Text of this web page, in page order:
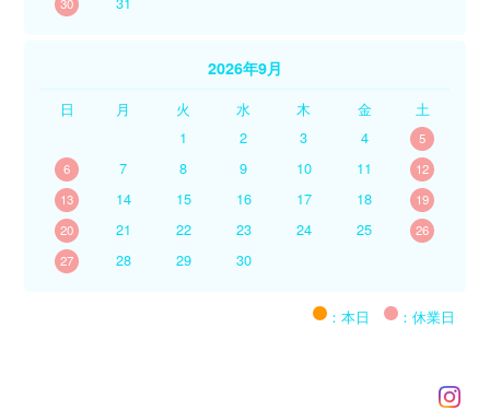
2026年9月
日 月 火 水 木 金
土
1
2 3 4
5
6
7 8 9 10 11
12
13
14 15 16 17 18
19
20
21 22 23 24 25
26
27
28 29 30
：本日 ：休業日